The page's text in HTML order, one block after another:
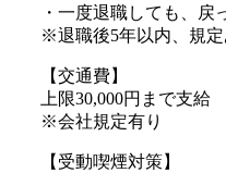
・一度退職しても、
※退職後5年以内、規定
【交通費】
上限30,000円まで支給
※会社規定有り
【受動喫煙対策】